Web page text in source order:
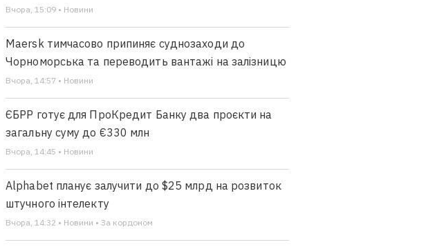
Вчора, 15:09 • Новини
Maersk тимчасово припиняє суднозаходи до
Чорноморська та переводить вантажі на залізницю
Вчора, 14:57 • Новини
ЄБРР готує для ПроКредит Банку два проєкти на
загальну суму до €330 млн
Вчора, 14:45 • Новини
Alphabet планує залучити до $25 млрд на розвиток
штучного інтелекту
Вчора, 14:32 • Новини • За кордоном